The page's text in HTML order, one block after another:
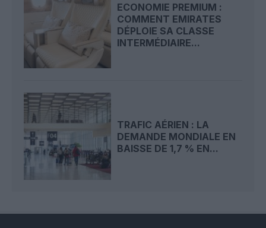
ECONOMIE PREMIUM :
COMMENT EMIRATES
DÉPLOIE SA CLASSE
INTERMÉDIAIRE...
TRAFIC AÉRIEN : LA
DEMANDE MONDIALE EN
BAISSE DE 1,7 % EN...